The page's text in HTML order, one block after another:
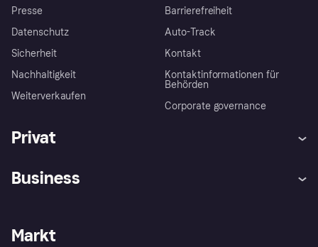
Presse
Datenschutz
Sicherheit
Nachhaltigkeit
Weiterverkaufen
Barrierefreiheit
Auto-Track
Kontakt
Kontaktinformationen für
Behörden
Corporate governance
Privat
Shops entdecken
Business
Händlerportal
Markt